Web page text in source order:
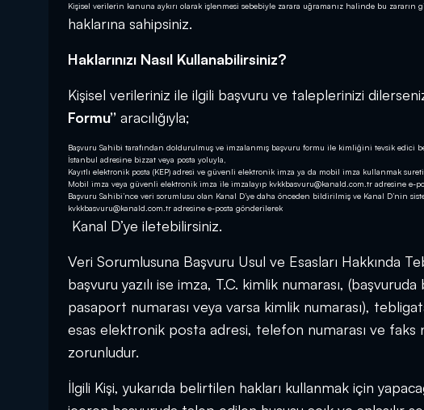
Kişisel verilerin kanuna aykırı olarak işlenmesi sebebiyle zarara uğramanız halinde bu zararın
haklarına sahipsiniz.
Haklarınızı Nasıl Kullanabilirsiniz?
Kişisel verileriniz ile ilgili başvuru ve taleplerinizi
Formu’’ aracılığıyla;
Başvuru Sahibi tarafından doldurulmuş ve imzalanmış başvuru formu ile kimliğini tevsik edici
İstanbul adresine bizzat veya posta yoluyla,
Kayıtlı elektronik posta (KEP) adresi ve güvenli elektronik imza ya da mobil imza kullanmak
Mobil imza veya güvenli elektronik imza ile imzalayıp kvkkbasvuru@kanald.com.tr adresine e-
Başvuru Sahibi’nce veri sorumlusu olan Kanal D’ye daha önceden bildirilmiş ve Kanal D’nin
kvkkbasvuru@kanald.com.tr adresine e-posta gönderilerek
Kanal D’ye iletebilirsiniz.
Veri Sorumlusuna Başvuru Usul ve Esasları Hakkında
başvuru yazılı ise imza, T.C. kimlik numarası,
pasaport numarası veya varsa kimlik numarası),
esas elektronik posta adresi, telefon numarası ve faks
zorunludur.
İlgili Kişi, yukarıda belirtilen hakları kullanmak için